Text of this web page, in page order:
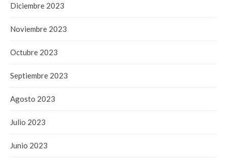
Diciembre 2023
Noviembre 2023
Octubre 2023
Septiembre 2023
Agosto 2023
Julio 2023
Junio 2023